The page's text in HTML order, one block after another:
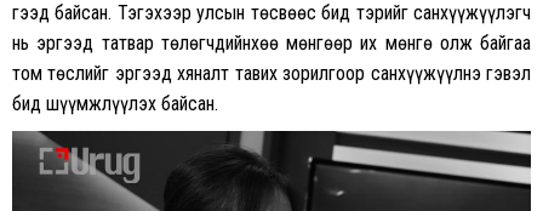
гээд байсан. Тэгэхээр улсын төсвөөс бид тэрийг санхүүжүүлэгч
нь эргээд татвар төлөгчдийнхөө мөнгөөр их мөнгө олж байгаа
том төслийг эргээд хяналт тавих зорилгоор санхүүжүүлнэ гэвэл
бид шүүмжлүүлэх байсан.